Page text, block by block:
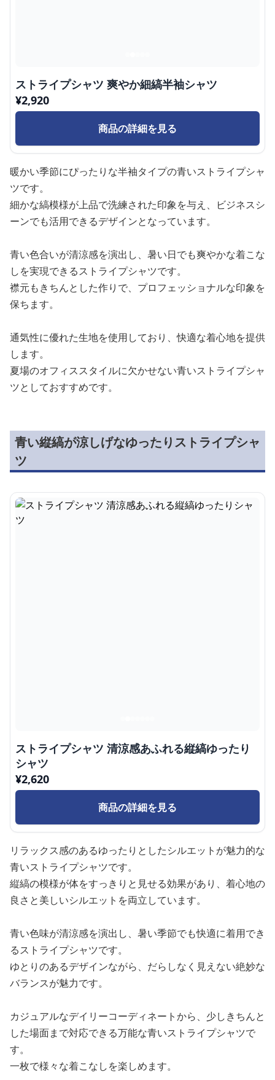
ストライプシャツ 爽やか細縞半袖シャツ
¥2,920
商品の詳細を見る
暖かい季節にぴったりな半袖タイプの青いストライプシャ
ツです。
細かな縞模様が上品で洗練された印象を与え、ビジネスシ
ーンでも活用できるデザインとなっています。
青い色合いが清涼感を演出し、暑い日でも爽やかな着こな
しを実現できるストライプシャツです。
襟元もきちんとした作りで、プロフェッショナルな印象を
保ちます。
通気性に優れた生地を使用しており、快適な着心地を提供
します。
夏場のオフィススタイルに欠かせない青いストライプシャ
ツとしておすすめです。
青い縦縞が涼しげなゆったりストライプシャ
ツ
ストライプシャツ 清涼感あふれる縦縞ゆったり
シャツ
¥2,620
商品の詳細を見る
リラックス感のあるゆったりとしたシルエットが魅力的な
青いストライプシャツです。
縦縞の模様が体をすっきりと見せる効果があり、着心地の
良さと美しいシルエットを両立しています。
青い色味が清涼感を演出し、暑い季節でも快適に着用でき
るストライプシャツです。
ゆとりのあるデザインながら、だらしなく見えない絶妙な
バランスが魅力です。
カジュアルなデイリーコーディネートから、少しきちんと
した場面まで対応できる万能な青いストライプシャツで
す。
一枚で様々な着こなしを楽しめます。